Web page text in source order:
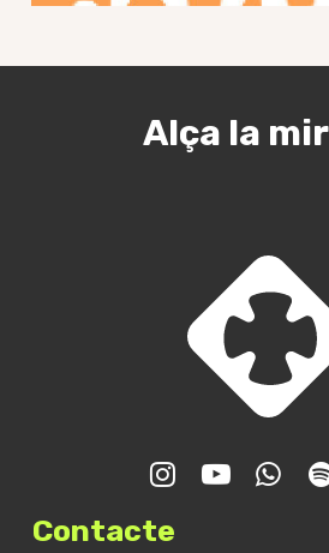
Trobada GJR –
curs
Alça la
Contacte